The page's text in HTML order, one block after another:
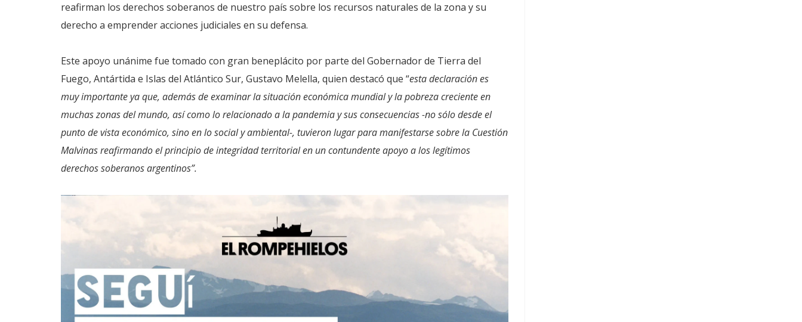
reafirman los derechos soberanos de nuestro país sobre los recursos naturales de la zona y su
derecho a emprender acciones judiciales en su defensa.
Este apoyo unánime fue tomado con gran beneplácito por parte del Gobernador de Tierra del
Fuego, Antártida e Islas del Atlántico Sur, Gustavo Melella, quien destacó que “esta declaración es
muy importante ya que, además de examinar la situación económica mundial y la pobreza creciente en
muchas zonas del mundo, así como lo relacionado a la pandemia y sus consecuencias -no sólo desde el
punto de vista económico, sino en lo social y ambiental-, tuvieron lugar para manifestarse sobre la Cuestión
Malvinas reafirmando el principio de integridad territorial en un contundente apoyo a los legítimos
derechos soberanos argentinos”.